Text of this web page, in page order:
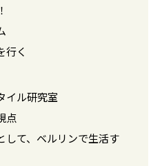
行く
イル研究室
点
して、ベルリンで生活す